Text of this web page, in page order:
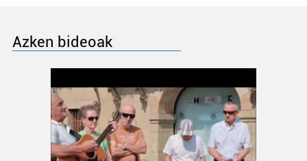
Azken bideoak